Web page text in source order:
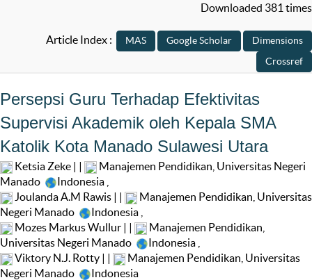
Downloaded 381 times
Article Index :
Persepsi Guru Terhadap Efektivitas
Supervisi Akademik oleh Kepala SMA
Katolik Kota Manado Sulawesi Utara
Ketsia Zeke | |
Manajemen Pendidikan, Universitas Negeri
Manado
Indonesia
Joulanda A.M Rawis | |
Manajemen Pendidikan, Universitas
Negeri Manado
Indonesia
Mozes Markus Wullur | |
Manajemen Pendidikan,
Universitas Negeri Manado
Indonesia
Viktory N.J. Rotty | |
Manajemen Pendidikan, Universitas
Negeri Manado
Indonesia